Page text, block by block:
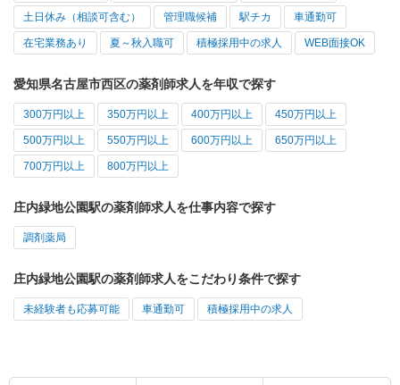
土日休み（相談可含む） 管理職候補 駅チカ 車通勤可
在宅業務あり 夏～秋入職可 積極採用中の求人 WEB面接OK
愛知県名古屋市西区の薬剤師求人を年収で探す
300万円以上 350万円以上 400万円以上 450万円以上
500万円以上 550万円以上 600万円以上 650万円以上
700万円以上 800万円以上
庄内緑地公園駅の薬剤師求人を仕事内容で探す
調剤薬局
庄内緑地公園駅の薬剤師求人をこだわり条件で探す
未経験者も応募可能 車通勤可 積極採用中の求人